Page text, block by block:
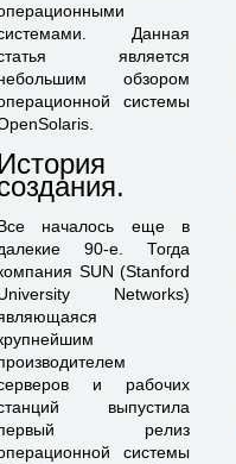
Данная
является
обзором
системы
началось еще в
90-е. Тогда
SUN (Stanford
Networks)
и рабочих
выпустила
релиз
системы